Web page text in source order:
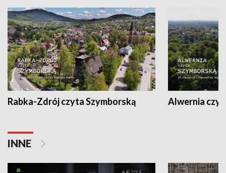
Rabka-Zdrój czyta Szymborską Alwernia
INNE